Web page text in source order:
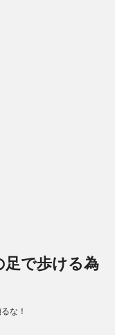
足で歩ける為
な！